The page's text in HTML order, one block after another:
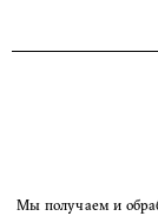
Мы получаем и